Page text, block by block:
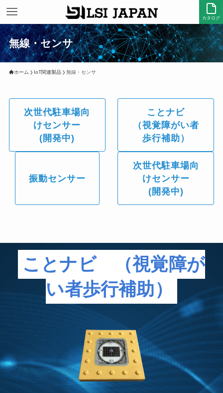
カタログ
無線・センサ
ホーム IoT関連製品 無線・センサ
次世代駐車場向
けセンサー
(開発中)​
ことナビ
（視覚障がい者
歩行補助）
振動センサー
次世代駐車場向
けセンサー
(開発中)​
ことナビ （視覚障が
い者歩行補助）